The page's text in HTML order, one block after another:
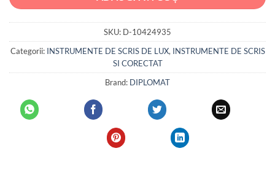
SKU: D-10424935
Categorii: INSTRUMENTE DE SCRIS DE LUX, INSTRUMENTE DE SCRIS
SI CORECTAT
Brand: DIPLOMAT